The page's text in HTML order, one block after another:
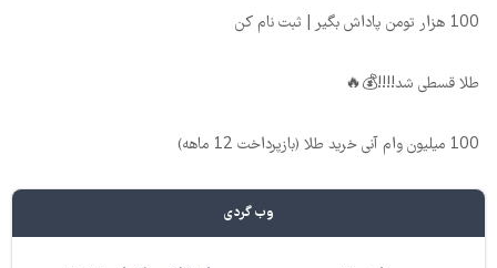
100 هزار تومن پاداش بگیر | ثبت نام کن
طلا قسطی شد!!!!💰🔥
100 میلیون وام آنی خرید طلا (بازپرداخت 12 ماهه)
وب گردی